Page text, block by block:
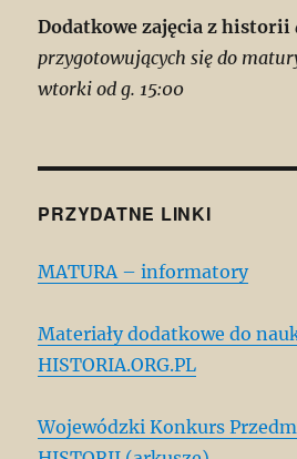
Dodatkowe zajęcia z historii
przygotowujących się do
wtorki od g. 15:00
PRZYDATNE LINKI
MATURA – informatory
Materiały dodatkowe do
HISTORIA.ORG.PL
Wojewódzki Konkurs